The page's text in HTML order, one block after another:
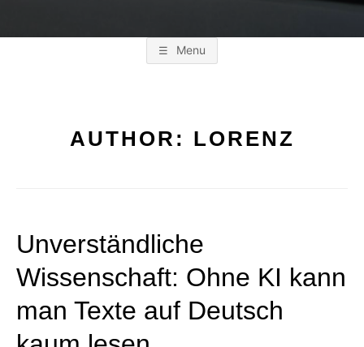
Menu
AUTHOR: LORENZ
Unverständliche
Wissenschaft: Ohne KI kann
man Texte auf Deutsch